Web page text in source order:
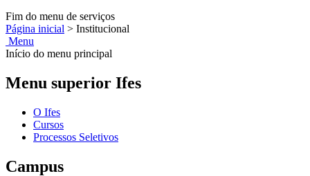
Fim do menu de serviços
Página inicial > Institucional
Menu
Início do menu principal
Menu superior Ifes
O Ifes
Cursos
Processos Seletivos
Campus